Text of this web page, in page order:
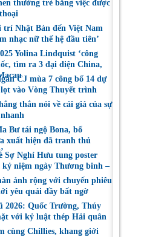
thưởng trẻ bằng việc được
trí Nhật Bản đến Việt Nam
nhạc nữ thế hệ đầu tiên’
Yolina Lindquist ‘công
tìm ra 3 đại diện China,
CJ mùa 7 công bố 14 dự
vào Vòng Thuyết trình
thắn nói về cái giá của sự
Bư tái ngộ Bona, bố
xuất hiện đã tranh thủ
Sợ Nghỉ Hưu tung poster
kỷ niệm ngày Thương binh –
ảnh rộng với chuyến phiêu
yêu quái đầy bất ngờ
2026: Quốc Trường, Thúy
với kỷ luật thép Hải quân
cùng Chillies, khang giới